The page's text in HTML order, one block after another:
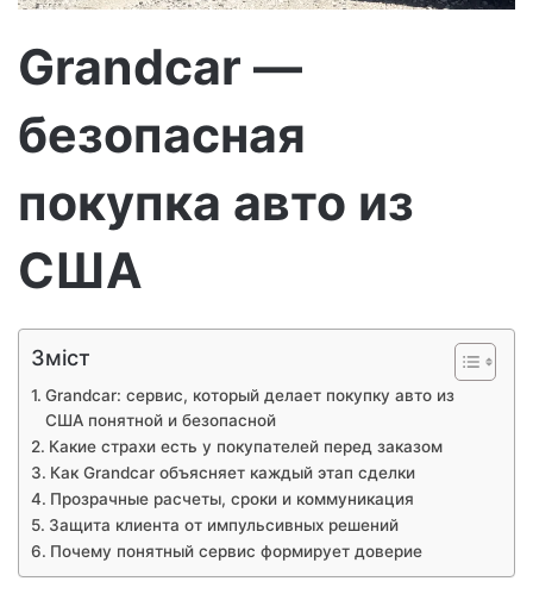
т
о
н
о
о
Grandcar —
безопасная
покупка авто из
США
Зміст
Grandcar: сервис, который делает покупку авто из
США понятной и безопасной
Какие страхи есть у покупателей перед заказом
Как Grandcar объясняет каждый этап сделки
Прозрачные расчеты, сроки и коммуникация
Защита клиента от импульсивных решений
Почему понятный сервис формирует доверие